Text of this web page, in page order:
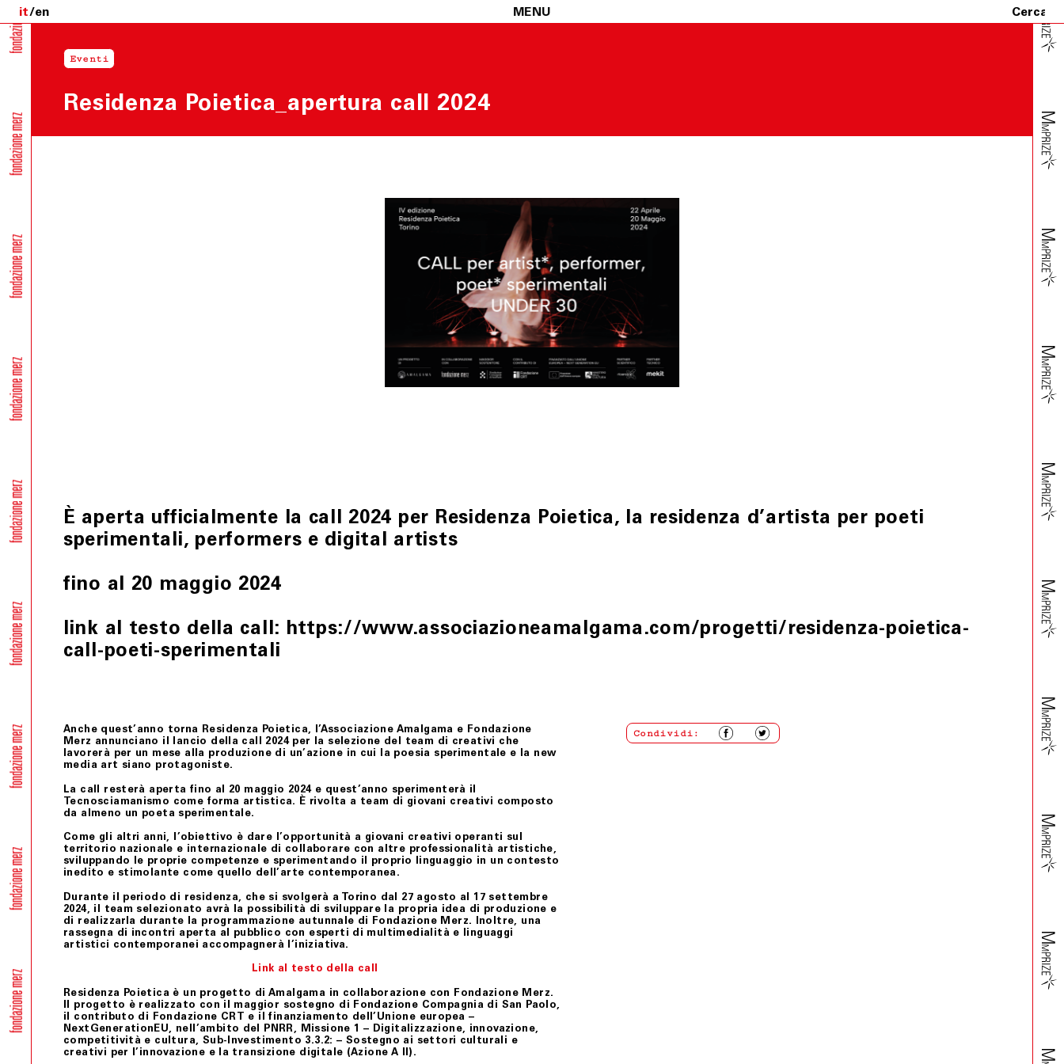
it en MENU
Eventi
Residenza Poietica_apertura call 2024
È aperta ufficialmente la call 2024 per Residenza Poietica, la residenza d’artista per poeti
sperimentali, performers e digital artists
fino al 20 maggio 2024
link al testo della call: https://www.associazioneamalgama.com/progetti/residenza-poietica-
call-poeti-sperimentali
Anche quest’anno torna Residenza Poietica,
l’Associazione Amalgama e Fondazione
Merz annunciano il lancio della call 2024per la selezione del team di creativi che
lavorerà per un mese alla produzione di un’azione in cui la poesia sperimentale e la new
media art siano protagoniste.
La call resterà aperta fino al 20 maggio 2024e quest’anno sperimenterà il
Tecnosciamanismo come forma artistica. È rivolta a team di giovani creativi composto
da almeno un poet a sperimentale.
Come gli altri anni, l’obiettivo è dare l’opportunità a giovani creativi operanti sul
territorio nazionale e internazionale di collaborare con altre professionalità artistiche,
sviluppando le proprie competenze e sperimentando il proprio linguaggio in un contesto
inedito e stimolante come quello dell’arte contemporanea .
Durante il periodo di residenza, che si svolgerà a Torino dal 27 agosto al 17 settembre
2024, il team selezionato avrà la possibilità di sviluppare la propria idea di produzione e
di realizzarla durante la programmazione autunnale di Fondazione Merz. Inoltre, una
rassegna di incontri aperta al pubblico con esperti di multimedialità e linguaggi
artistici contemporanei accompagnerà l’iniziativa.
Link al testo della call
Residenza Poietica è un progetto di Amalgama in collaborazione con Fondazione Merz.
Il progetto è realizzato con il maggior sostegno di Fondazione Compagnia di San Paolo,
il contributo di Fondazione CRT e il finanziamento dell’Unione europea –
NextGenerationEU, nell’ambito del PNRR, Missione 1 – Digitalizzazione, innovazione,
competitività e cultura, Sub-Investimento 3.3.2: – Sostegno ai settori culturali e
creativi per l’innovazione e la transizione digitale (Azione A II).
Condividi: